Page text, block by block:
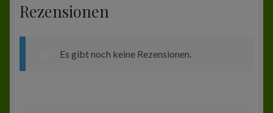
Rezensionen
Es gibt noch keine Rezensionen.